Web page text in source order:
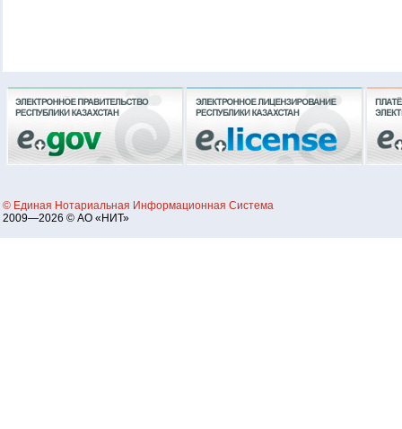
© Единая Нотариальная Информационная Система
2009—2026 © АО «НИТ»